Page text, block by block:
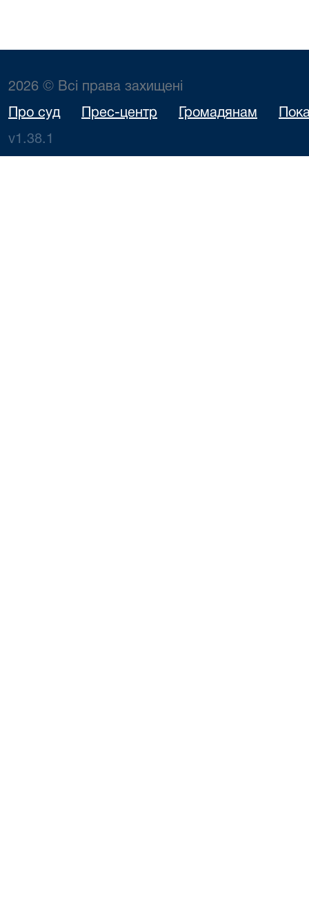
2026 © Всі права захищені
Про суд Прес-центр Громадянам
v1.38.1